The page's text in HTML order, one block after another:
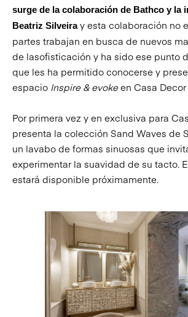
surge de la colaboración de Bathco y la
Beatriz Silveiray esta colaboración no
partes trabajan en busca de nuevos
de lasofisticación y ha sido ese punto
que les ha permitido conocerse y
espacio Inspire & evokeen Casa Decor
Por primera vez y en exclusiva para
presenta la colección Sand Waves de
un lavabo de formas sinuosas que
experimentar la suavidad de su tacto.
estará disponible próximamente.